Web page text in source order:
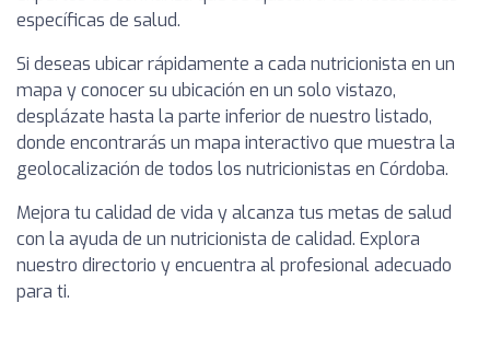
específicas de salud.
Si deseas ubicar rápidamente a cada nutricionista en un
mapa y conocer su ubicación en un solo vistazo,
desplázate hasta la parte inferior de nuestro listado,
donde encontrarás un mapa interactivo que muestra la
geolocalización de todos los nutricionistas en Córdoba.
Mejora tu calidad de vida y alcanza tus metas de salud
con la ayuda de un nutricionista de calidad. Explora
nuestro directorio y encuentra al profesional adecuado
para ti.